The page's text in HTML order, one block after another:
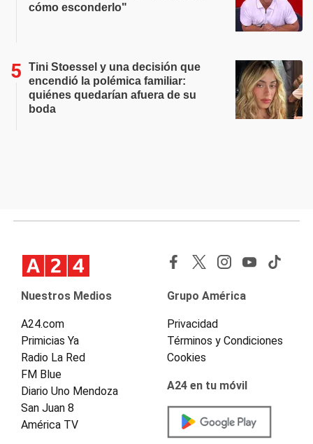
cómo esconderlo"
Tini Stoessel y una decisión que
encendió la polémica familiar:
quiénes quedarían afuera de su
boda
Nuestros Medios
A24.com
Primicias Ya
Radio La Red
FM Blue
Diario Uno Mendoza
San Juan 8
América TV
Grupo América
Privacidad
Términos y Condiciones
Cookies
A24 en tu móvil